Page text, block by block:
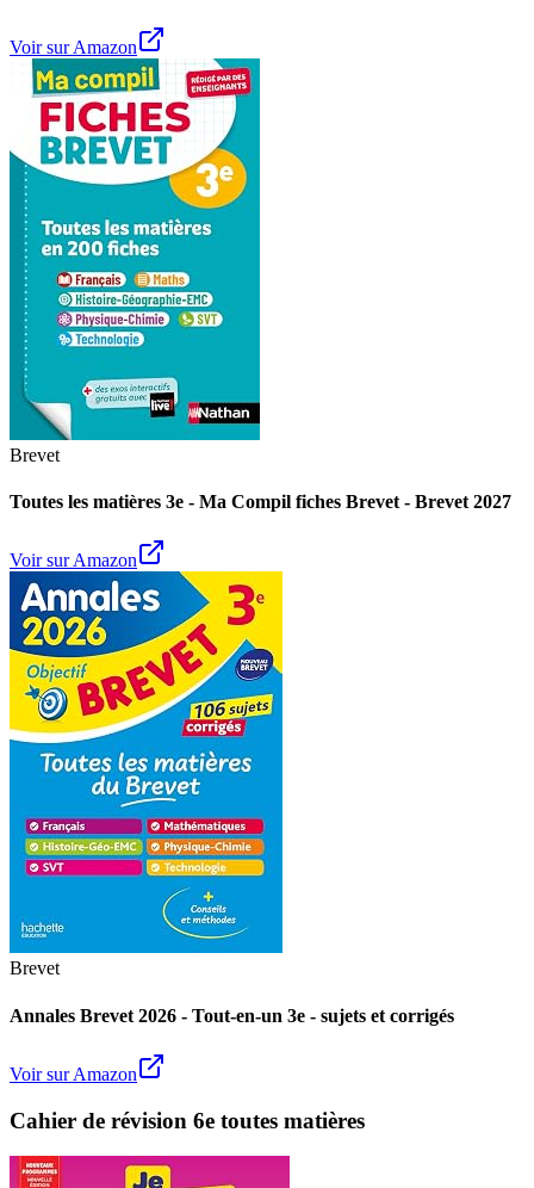
Voir sur Amazon
Brevet
Toutes les matières 3e - Ma Compil fiches Brevet - Brevet 2027
Voir sur Amazon
Brevet
Annales Brevet 2026 - Tout-en-un 3e - sujets et corrigés
Voir sur Amazon
Cahier de révision 6e toutes matières